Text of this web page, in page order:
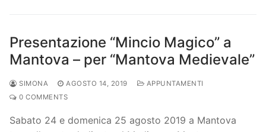
Presentazione “Mincio Magico” a
Mantova – per “Mantova Medievale”
SIMONA AGOSTO 14, 2019
APPUNTAMENTI
0 COMMENTS
Sabato 24 e domenica 25 agosto 2019 a Mantova